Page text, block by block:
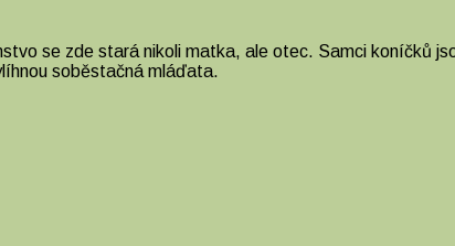
se zde stará nikoli matka, ale otec. Samci koníčků
soběstačná mláďata.